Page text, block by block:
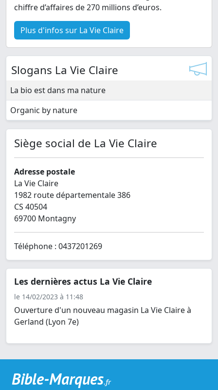
chiffre d’affaires de 270 millions d’euros.
Plus d'infos sur La Vie Claire
Slogans La Vie Claire
La bio est dans ma nature
Organic by nature
Siège social de La Vie Claire
Adresse postale
La Vie Claire
1982 route départementale 386
CS 40504
69700 Montagny
Téléphone : 0437201269
Les dernières actus La Vie Claire
le 14/02/2023 à 11:48
Ouverture d'un nouveau magasin La Vie Claire à
Gerland (Lyon 7e)
Bible-Marques.fr